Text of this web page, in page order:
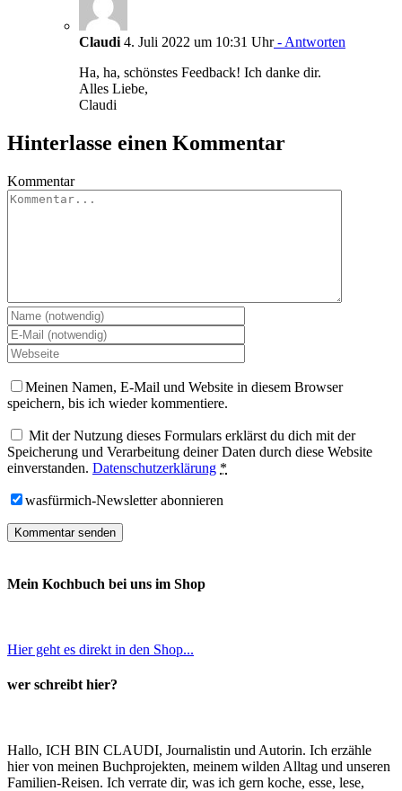
Claudi4. Juli 2022 um 10:31 Uhr- Antworten
Ha, ha, schönstes Feedback! Ich danke dir.
Alles Liebe,
Claudi
Hinterlasse einen Kommentar
Kommentar
Meinen Namen, E-Mail und Website in diesem Browser
speichern, bis ich wieder kommentiere.
Mit der Nutzung dieses Formulars erklärst du dich mit der
Speicherung und Verarbeitung deiner Daten durch diese Website
einverstanden. Datenschutzerklärung *
wasfürmich-Newsletter abonnieren
Mein Kochbuch bei uns im Shop
Hier geht es direkt in den Shop...
wer schreibt hier?
Hallo, ICH BIN CLAUDI, Journalistin und Autorin. Ich erzähle
hier von meinen Buchprojekten, meinem wilden Alltag und unseren
Familien-Reisen. Ich verrate dir, was ich gern koche, esse, lese,